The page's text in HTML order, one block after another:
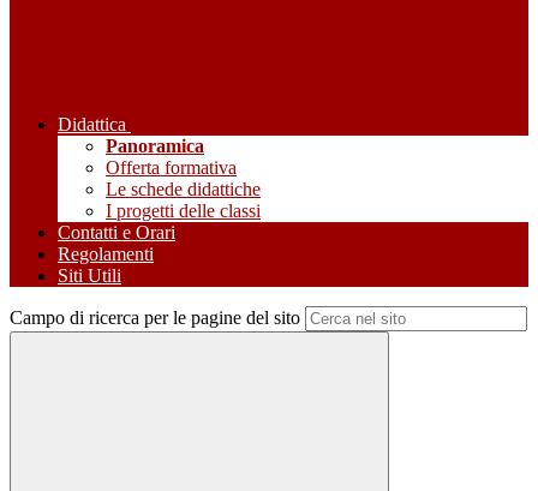
Didattica
Panoramica
Offerta formativa
Le schede didattiche
I progetti delle classi
Contatti e Orari
Regolamenti
Siti Utili
Campo di ricerca per le pagine del sito